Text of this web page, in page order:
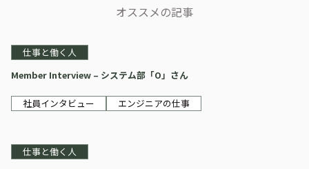
オススメの記事
仕事と働く人
Member Interview – システム部「O」さん
社員インタビュー エンジニアの仕事
仕事と働く人